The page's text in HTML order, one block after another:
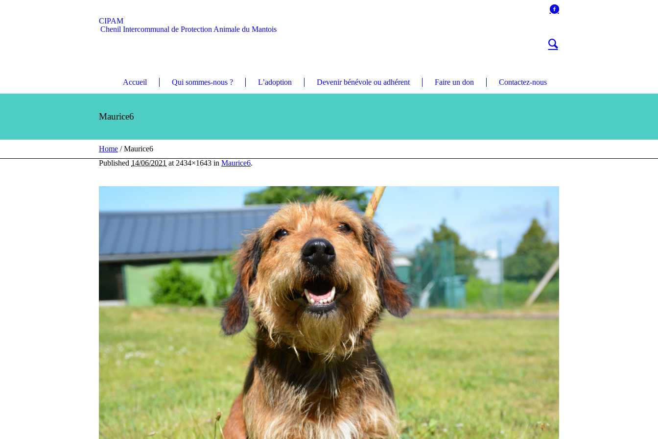
CIPAM
Chenil Intercommunal de Protection Animale du Mantois
Accueil Qui sommes-nous ? L’adoption Devenir bénévole ou adhérent Faire un don Contactez-nous
Maurice6
Home /Maurice6
Published 14/06/2021 at 2434×1643 in Maurice6.